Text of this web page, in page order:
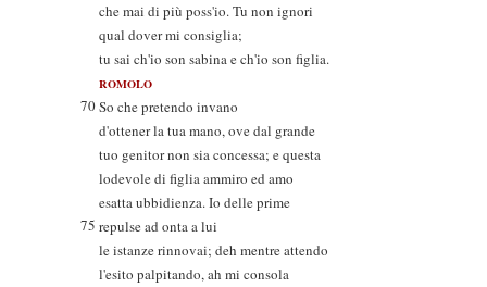
che mai di più poss'io. Tu non ignori
qual dover mi consiglia;
tu sai ch'io son sabina e ch'io son figlia.
ROMOLO
70So che pretendo invano
d'ottener la tua mano, ove dal grande
tuo genitor non sia concessa; e questa
lodevole di figlia ammiro ed amo
esatta ubbidienza. Io delle prime
75 repulse ad onta a lui
le istanze rinnovai; deh mentre attendo
l'esito palpitando, ah mi consola